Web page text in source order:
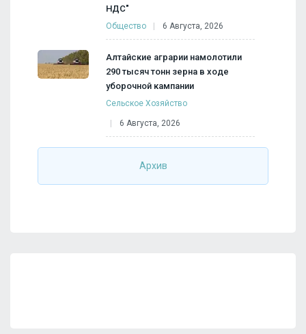
НДС"
Общество 6 Августа, 2026
Алтайские аграрии намолотили
290 тысяч тонн зерна в ходе
уборочной кампании
Сельское Хозяйство
6 Августа, 2026
Архив